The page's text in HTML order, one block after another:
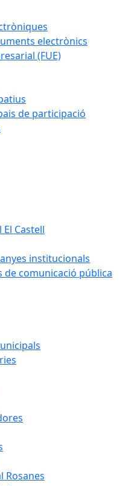
electrònics
(FUE)
de participació
Castell
institucionals
de comunicació pública
Rosanes